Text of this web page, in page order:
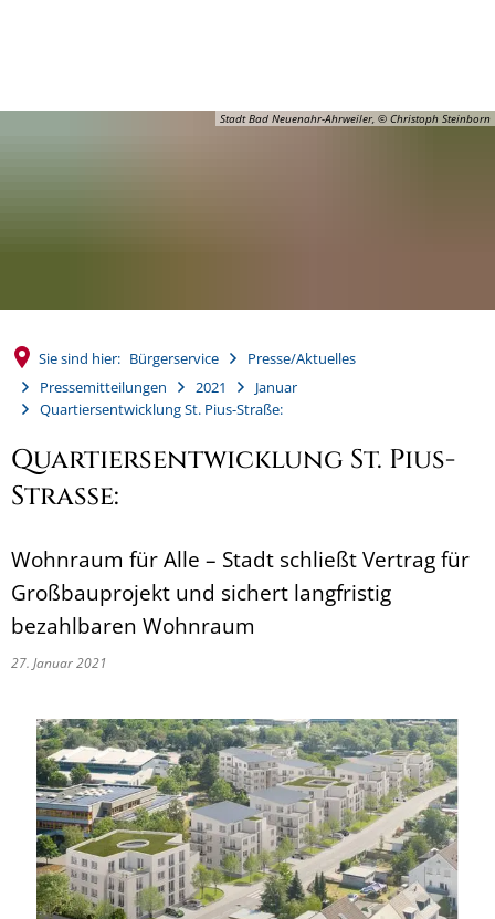
Stadt Bad Neuenahr-Ahrweiler, © Christoph Steinborn
Sie sind hier: Bürgerservice
Presse/Aktuelles
Pressemitteilungen
2021
Januar
Quartiersentwicklung St. Pius-Straße:
Quartiersentwicklung St. Pius-
Straße:
Wohnraum für Alle – Stadt schließt Vertrag für
Großbauprojekt und sichert langfristig
bezahlbaren Wohnraum
27. Januar 2021